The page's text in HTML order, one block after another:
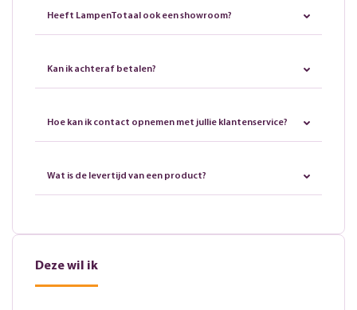
Heeft LampenTotaal ook een showroom?
Kan ik achteraf betalen?
Hoe kan ik contact opnemen met jullie klantenservice?
Wat is de levertijd van een product?
Deze wil ik